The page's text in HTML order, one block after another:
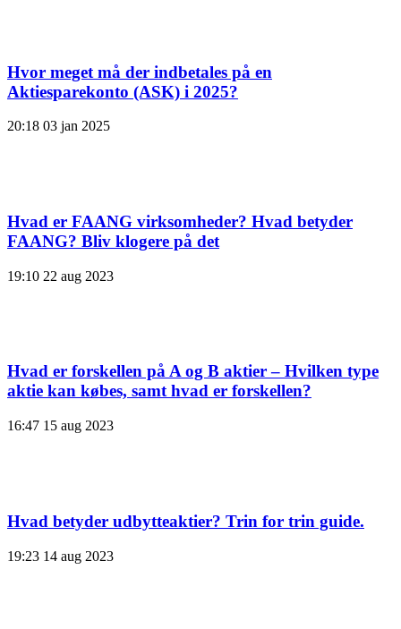
Hvor meget må der indbetales på en
Aktiesparekonto (ASK) i 2025?
20:18 03 jan 2025
Hvad er FAANG virksomheder? Hvad betyder
FAANG? Bliv klogere på det
19:10 22 aug 2023
Hvad er forskellen på A og B aktier – Hvilken type
aktie kan købes, samt hvad er forskellen?
16:47 15 aug 2023
Hvad betyder udbytteaktier? Trin for trin guide.
19:23 14 aug 2023